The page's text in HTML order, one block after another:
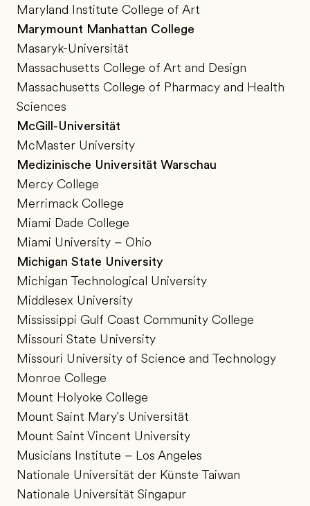
Maryland Institute College of Art
Marymount Manhattan College
Masaryk-Universität
Massachusetts College of Art and Design
Massachusetts College of Pharmacy and Health
Sciences
McGill-Universität
McMaster University
Medizinische Universität Warschau
Mercy College
Merrimack College
Miami Dade College
Miami University – Ohio
Michigan State University
Michigan Technological University
Middlesex University
Mississippi Gulf Coast Community College
Missouri State University
Missouri University of Science and Technology
Monroe College
Mount Holyoke College
Mount Saint Mary's Universität
Mount Saint Vincent University
Musicians Institute – Los Angeles
Nationale Universität der Künste Taiwan
Nationale Universität Singapur